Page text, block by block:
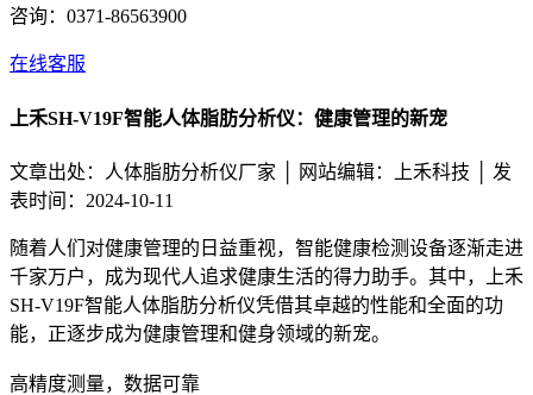
咨询： 0371-86563900
在线客服
上禾SH-V19F智能人体脂肪分析仪：健康管理的新宠
文章出处：人体脂肪分析仪厂家 │
网站编辑：上禾科技 │ 发
表时间：2024-10-11
随着人们对健康管理的日益重视，智能健康检测设备逐渐走进
千家万户，成为现代人追求健康生活的得力助手。其中，上禾
SH-V19F智能人体脂肪分析仪凭借其卓越的性能和全面的功
能，正逐步成为健康管理和健身领域的新宠。
高精度测量，数据可靠